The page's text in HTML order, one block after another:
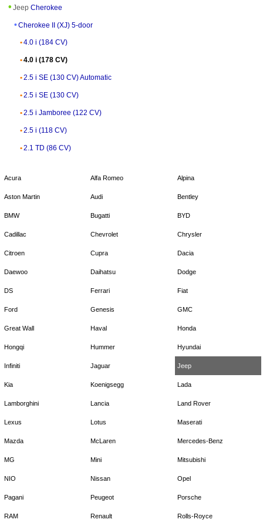
Jeep Cherokee
Cherokee II (XJ) 5-door
4.0 i (184 CV)
4.0 i (178 CV)
2.5 i SE (130 CV) Automatic
2.5 i SE (130 CV)
2.5 i Jamboree (122 CV)
2.5 i (118 CV)
2.1 TD (86 CV)
Acura Alfa Romeo Alpina
Aston Martin Audi Bentley
BMW Bugatti BYD
Cadillac Chevrolet Chrysler
Citroen Cupra Dacia
Daewoo Daihatsu Dodge
DS Ferrari Fiat
Ford Genesis GMC
Great Wall Haval Honda
Hongqi Hummer Hyundai
Infiniti Jaguar Jeep
Kia Koenigsegg Lada
Lamborghini Lancia Land Rover
Lexus Lotus Maserati
Mazda McLaren Mercedes-Benz
MG Mini Mitsubishi
NIO Nissan Opel
Pagani Peugeot Porsche
RAM Renault Rolls-Royce